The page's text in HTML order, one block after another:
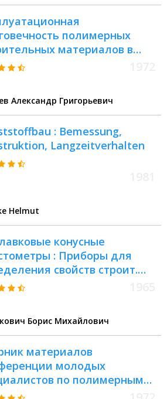
полимерных
материалов в
домостроении
Александр Григорьевич
: Bemessung,
Langzeitverhalten
Helmut
конусные
: Приборы для
свойств строит.
: По материалам
Борис Михайлович
материалов
молодых
по полимерным
материалам